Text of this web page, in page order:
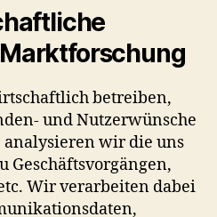
betreiben,
und Nutzerwünsche
wir die uns
Geschäftsvorgängen,
Wir verarbeiten dabei